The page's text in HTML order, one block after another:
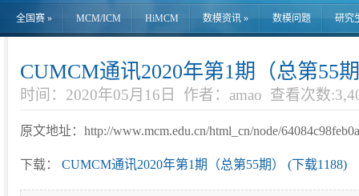
全国赛 » MCM/ICM HiMCM 数模资讯 » 数模问题 研究
CUMCM通讯2020年第1期（总第55
时间：2020年05月16日 作者：amao 查看次数
原文地址：http://www.mcm.edu.cn/html_cn/node/
下载： CUMCM通讯2020年第1期（总第55期） (下载1188)